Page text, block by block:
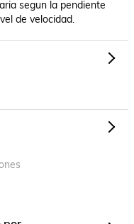
segun la pendiente
de velocidad.